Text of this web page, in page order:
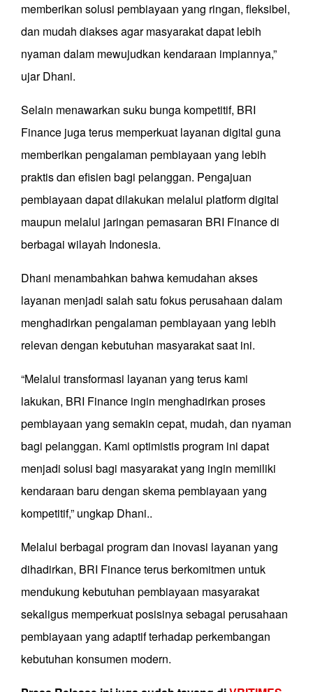
memberikan solusi pembiayaan yang ringan, fleksibel,
dan mudah diakses agar masyarakat dapat lebih
nyaman dalam mewujudkan kendaraan impiannya,”
ujar Dhani.
Selain menawarkan suku bunga kompetitif, BRI
Finance juga terus memperkuat layanan digital guna
memberikan pengalaman pembiayaan yang lebih
praktis dan efisien bagi pelanggan. Pengajuan
pembiayaan dapat dilakukan melalui platform digital
maupun melalui jaringan pemasaran BRI Finance di
berbagai wilayah Indonesia.
Dhani menambahkan bahwa kemudahan akses
layanan menjadi salah satu fokus perusahaan dalam
menghadirkan pengalaman pembiayaan yang lebih
relevan dengan kebutuhan masyarakat saat ini.
“Melalui transformasi layanan yang terus kami
lakukan, BRI Finance ingin menghadirkan proses
pembiayaan yang semakin cepat, mudah, dan nyaman
bagi pelanggan. Kami optimistis program ini dapat
menjadi solusi bagi masyarakat yang ingin memiliki
kendaraan baru dengan skema pembiayaan yang
kompetitif,” ungkap Dhani..
Melalui berbagai program dan inovasi layanan yang
dihadirkan, BRI Finance terus berkomitmen untuk
mendukung kebutuhan pembiayaan masyarakat
sekaligus memperkuat posisinya sebagai perusahaan
pembiayaan yang adaptif terhadap perkembangan
kebutuhan konsumen modern.